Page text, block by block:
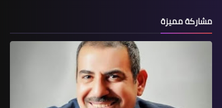
مشاركة مميزة